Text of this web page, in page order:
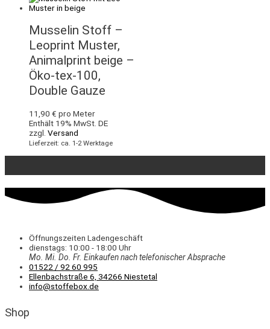
Musselin Stoff –
Leoprint Muster,
Animalprint beige –
Öko-tex-100,
Double Gauze
11,90 € pro Meter
Enthält 19% MwSt. DE
zzgl. Versand
Lieferzeit: ca. 1-2 Werktage
Öffnungszeiten Ladengeschäft
dienstags: 10:00 - 18:00 Uhr
Mo. Mi. Do. Fr. Einkaufennach telefonischer Absprache
01522 / 92 60 995
Ellenbachstraße 6, 34266 Niestetal
info@stoffebox.de
Shop